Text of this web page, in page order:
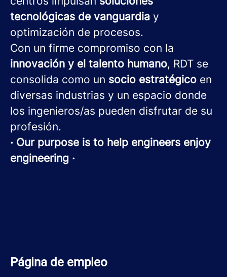
tecnológicas de vanguardia y
optimización de procesos.
Con un firme compromiso con la
innovación y el talento humano, RDT se
consolida como un socio estratégico en
diversas industrias y un espacio donde
los ingenieros/as pueden disfrutar de su
profesión.
· Our purpose is to help engineers enjoy
engineering ·
Página de empleo